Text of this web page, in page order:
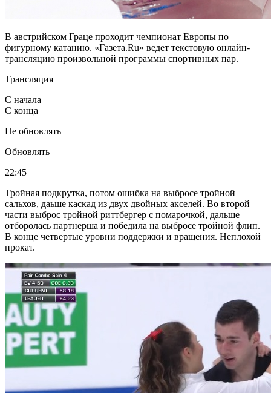
В австрийском Граце проходит чемпионат Европы по
фигурному катанию. «Газета.Ru» ведет текстовую онлайн-
трансляцию произвольной программы спортивных пар.
Трансляция
С начала
С конца
Не обновлять
Обновлять
22:45
Тройная подкрутка, потом ошибка на выбросе тройной
сальхов, даьше каскад из двух двойных акселей. Во второй
части выброс тройной риттбергер с помарочкой, дальше
отборолась партнерша и победила на выбросе тройной флип.
В конце четвертые уровни поддержки и вращения. Неплохой
прокат.